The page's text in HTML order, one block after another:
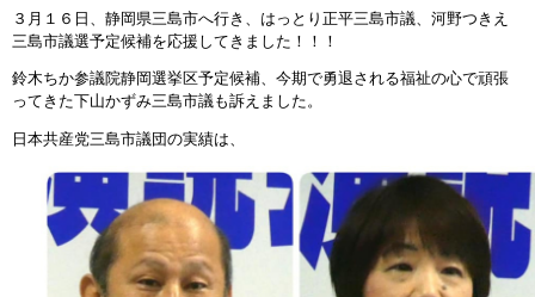
３月１６日、静岡県三島市へ行き、はっとり正平三島市議、河野つきえ
三島市議選予定候補を応援してきました！！！
鈴木ちか参議院静岡選挙区予定候補、今期で勇退される福祉の心で頑張
ってきた下山かずみ三島市議も訴えました。
日本共産党三島市議団の実績は、